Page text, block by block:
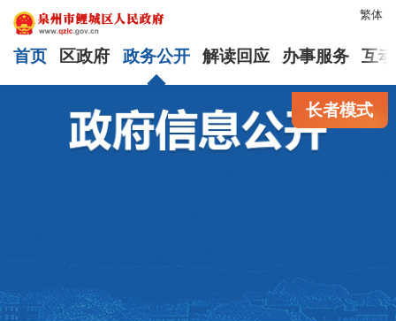
繁体
首页 区政府 政务公开 解读回应 办事服务 互
长者模式